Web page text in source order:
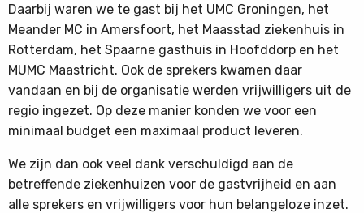
Daarbij waren we te gast bij het UMC Groningen, het
Meander MC in Amersfoort, het Maasstad ziekenhuis in
Rotterdam, het Spaarne gasthuis in Hoofddorp en het
MUMC Maastricht. Ook de sprekers kwamen daar
vandaan en bij de organisatie werden vrijwilligers uit de
regio ingezet. Op deze manier konden we voor een
minimaal budget een maximaal product leveren.
We zijn dan ook veel dank verschuldigd aan de
betreffende ziekenhuizen voor de gastvrijheid en aan
alle sprekers en vrijwilligers voor hun belangeloze inzet.